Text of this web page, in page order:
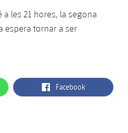
rodes
les 21 hores, la segona
espera tornar a ser
label.aria.facebook
Facebook